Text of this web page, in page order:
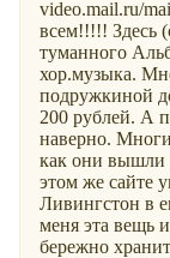
video.mail.ru/
всем!!!!! Здесь
туманного
хор.музыка.
подружкиной
200 рублей. А
наверно.
как они вышли
этом же сайте
Ливингстон в
меня эта вещь
бережно